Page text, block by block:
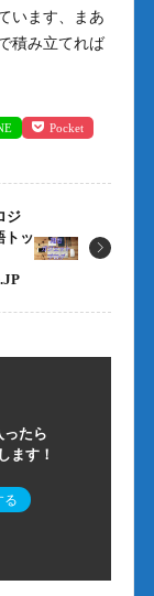
います、まあ
積み立てれば
Pocket
ジ
トッ
ったら
ます！
る